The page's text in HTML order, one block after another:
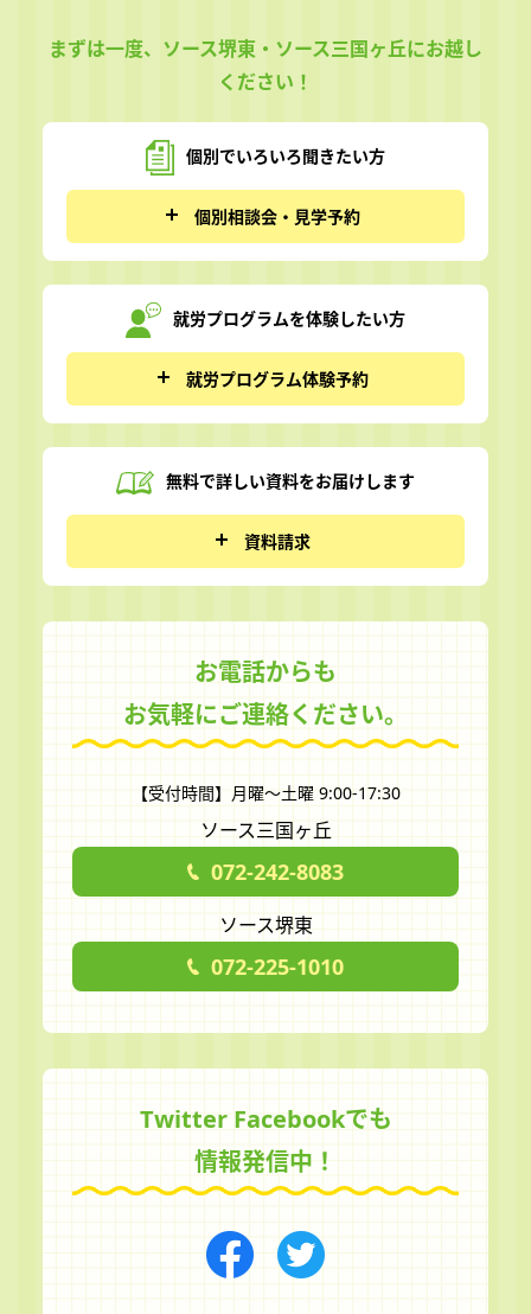
まずは一度、ソース堺東・ソース三国ヶ丘にお越し
ください！
個別でいろいろ聞きたい方
個別相談会・見学予約
就労プログラムを体験したい方
就労プログラム体験予約
無料で詳しい資料をお届けします
資料請求
お電話からも
お気軽にご連絡ください。
【受付時間】月曜～土曜 9:00-17:30
ソース三国ヶ丘
072-242-8083
ソース堺東
072-225-1010
Twitter Facebookでも
情報発信中！